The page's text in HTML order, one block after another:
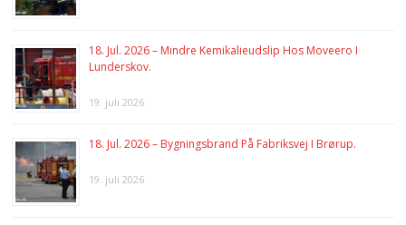
18. Jul. 2026 – Mindre Kemikalieudslip Hos Moveero I
Lunderskov.
19. juli 2026
18. Jul. 2026 – Bygningsbrand På Fabriksvej I Brørup.
19. juli 2026